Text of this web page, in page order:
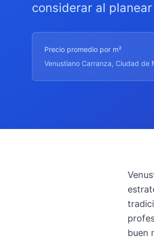
considerar al
Precio promedio por m²
Venustiano Carranza, Ciudad de
buen